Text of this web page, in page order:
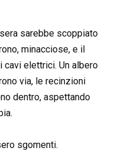
sarebbe scoppiato
minacciose, e il
cavi elettrici. Un albero
via, le recinzioni
dentro, aspettando
sgomenti.